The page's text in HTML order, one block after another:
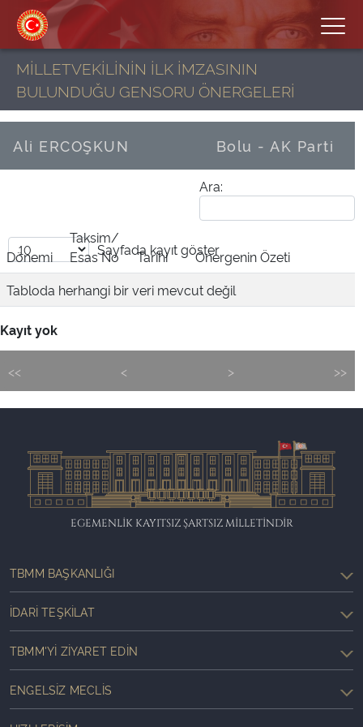
MİLLETVEKİLİNİN İLK İMZASININ
BULUNDUĞU GENSORU ÖNERGELERİ
Ali ERCOŞKUN Bolu - AK Parti
Ara:
Sayfada kayıt göster
Dönemi
Taksim/
Esas No
Tarihi
Önergenin Özeti
Tabloda herhangi bir veri mevcut değil
Kayıt yok
<< < > >>
EGEMENLİK KAYITSIZ ŞARTSIZ MİLLETİNDİR
TBMM BAŞKANLIĞI
İDARI TEŞKILAT
TBMM'YI ZIYARET EDIN
ENGELSIZ MECLIS